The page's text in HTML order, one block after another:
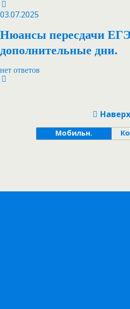
03.07.2025
Нюансы пересдачи
дополнительные дни.
нет ответов
Наверх
Мобильн.